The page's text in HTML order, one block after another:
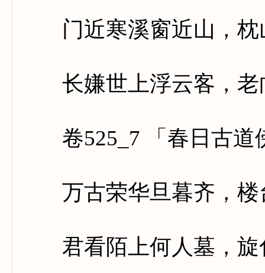
门近寒溪窗近山，枕
长嫌世上浮云客，老
卷525_7 「春日古道
万古荣华旦暮齐，楼
君看陌上何人墓，旋